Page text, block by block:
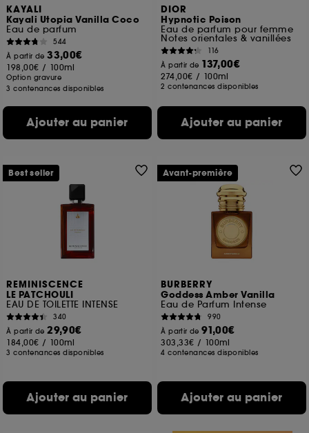
KAYALI
Kayali Utopia Vanilla Coco
Eau de parfum
544
À partir de33,00€
198,00€ / 100ml
Option gravure
3 contenances disponibles
Ajouter au panier
DIOR
Hypnotic Poison
Eau de parfum pour femme
Notes orientales & vanillées
116
À partir de 137,00€
274,00€ / 100ml
2 contenances disponibles
Ajouter au panier
REMINISCENCE
LE PATCHOULI
EAU DE TOILETTE INTENSE
340
À partir de29,90€
184,00€ / 100ml
3 contenances disponibles
Ajouter au panier
Best seller
BURBERRY
Goddess Amber Vanilla
Eau de Parfum Intense
990
À partir de91,00€
303,33€ / 100ml
4 contenances disponibles
Ajouter au panier
Avant-première